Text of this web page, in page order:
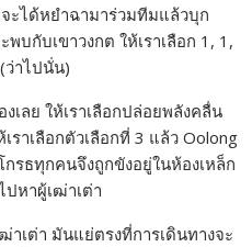
ะได้หยำฉามาร่วมทีมแล้วบุก
บกับเขาวงกต ให้เราเลือก 1, 1,
ว่าไปนั่น)
เลย ให้เราเลือกปล่อยพลังคลื่น
ราเลือกตัวเลือกที่ 3 แล้ว Oolong
รธทุกคนจึงถูกขังอยู่ในห้องเหล็ก
ปหาผู้เฒ่าเต่า
าเต่า มันแย่ตรงที่การเดินทางจะ